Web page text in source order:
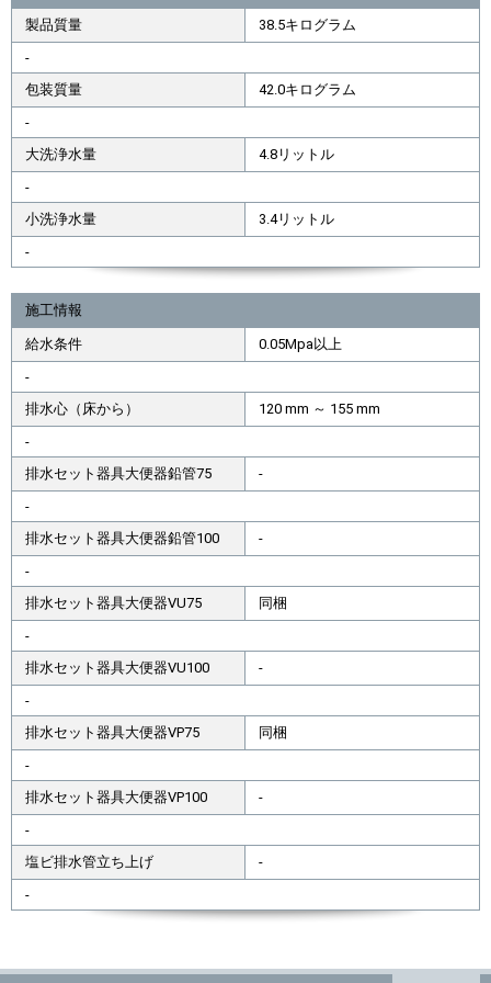
製品質量
38.5キログラム
-
包装質量
42.0キログラム
-
大洗浄水量
4.8リットル
-
小洗浄水量
3.4リットル
-
施工情報
給水条件
0.05Mpa以上
-
排水心（床から）
120 mm ～ 155 mm
-
排水セット器具大便器鉛管75
-
-
排水セット器具大便器鉛管100
-
-
排水セット器具大便器VU75
同梱
-
排水セット器具大便器VU100
-
-
排水セット器具大便器VP75
同梱
-
排水セット器具大便器VP100
-
-
塩ビ排水管立ち上げ
-
-